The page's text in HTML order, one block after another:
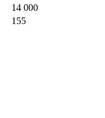
14 000
155